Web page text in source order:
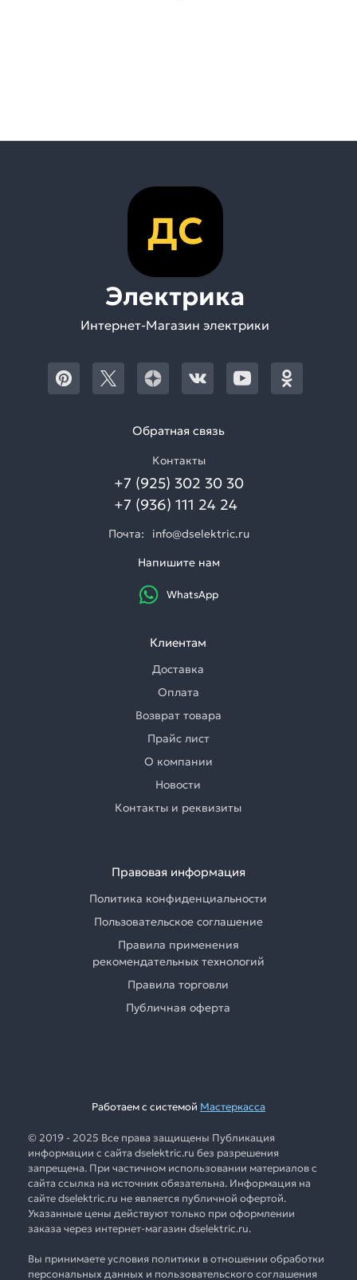
ДС
Электрика
Интернет-Магазин электрики
Обратная связь
Контакты
+7 (925) 302 30 30
+7 (936) 111 24 24
Почта:
info@dselektric.ru
Напишите нам
WhatsApp
Клиентам
Доставка
Оплата
Возврат товара
Прайс лист
О компании
Новости
Контакты и реквизиты
Правовая информация
Политика конфиденциальности
Пользовательское соглашение
Правила применения
рекомендательных технологий
Правила торговли
Публичная оферта
Работаем с системой Мастеркасса
© 2019 - 2025 Все права защищены Публикация
информации с сайта dselektric.ru без разрешения
запрещена. При частичном использовании материалов с
сайта ссылка на источник обязательна. Информация на
сайте dselektric.ru не является публичной офертой.
Указанные цены действуют только при оформлении
заказа через интернет-магазин dselektric.ru.
Вы принимаете условия политики в отношении обработки
персональных данных и пользовательского соглашения